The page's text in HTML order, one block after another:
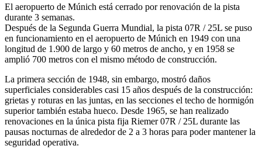
El aeropuerto de Múnich está cerrado por renovación de la pista
durante 3 semanas.
Después de la Segunda Guerra Mundial, la pista 07R / 25L se puso
en funcionamiento en el aeropuerto de Múnich en 1949 con una
longitud de 1.900 de largo y 60 metros de ancho, y en 1958 se
amplió 700 metros con el mismo método de construcción.
La primera sección de 1948, sin embargo, mostró daños
superficiales considerables casi 15 años después de la construcción:
grietas y roturas en las juntas, en las secciones el techo de hormigón
superior también estaba hueco. Desde 1965, se han realizado
renovaciones en la única pista fija Riemer 07R / 25L durante las
pausas nocturnas de alrededor de 2 a 3 horas para poder mantener la
seguridad operativa.